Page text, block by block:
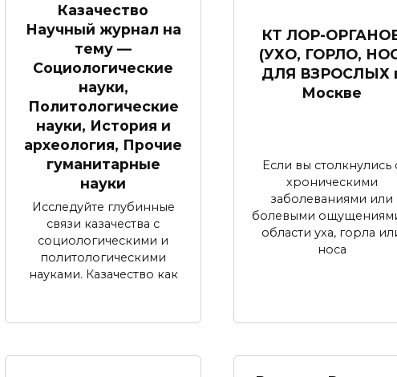
Казачество
Научный журнал на
тему —
Социологические
науки,
Политологические
науки, История и
археология, Прочие
гуманитарные
науки
Исследуйте глубинные
связи казачества с
социологическими и
политологическими
науками. Казачество как
КТ ЛОР-
(УХО, ГОРЛО,
ДЛЯ ВЗРОСЛЫХ
Москве
Если вы столкнулись
хроническими
заболеваниями или
болевыми
области уха, горла
носа